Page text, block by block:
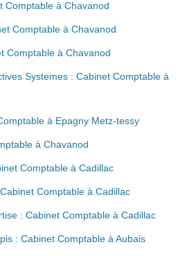
Comptable à Chavanod
Comptable à Chavanod
Comptable à Chavanod
Systemes : Cabinet Comptable à
à Epagny Metz-tessy
à Chavanod
Comptable à Cadillac
Comptable à Cadillac
: Cabinet Comptable à Cadillac
: Cabinet Comptable à Aubais